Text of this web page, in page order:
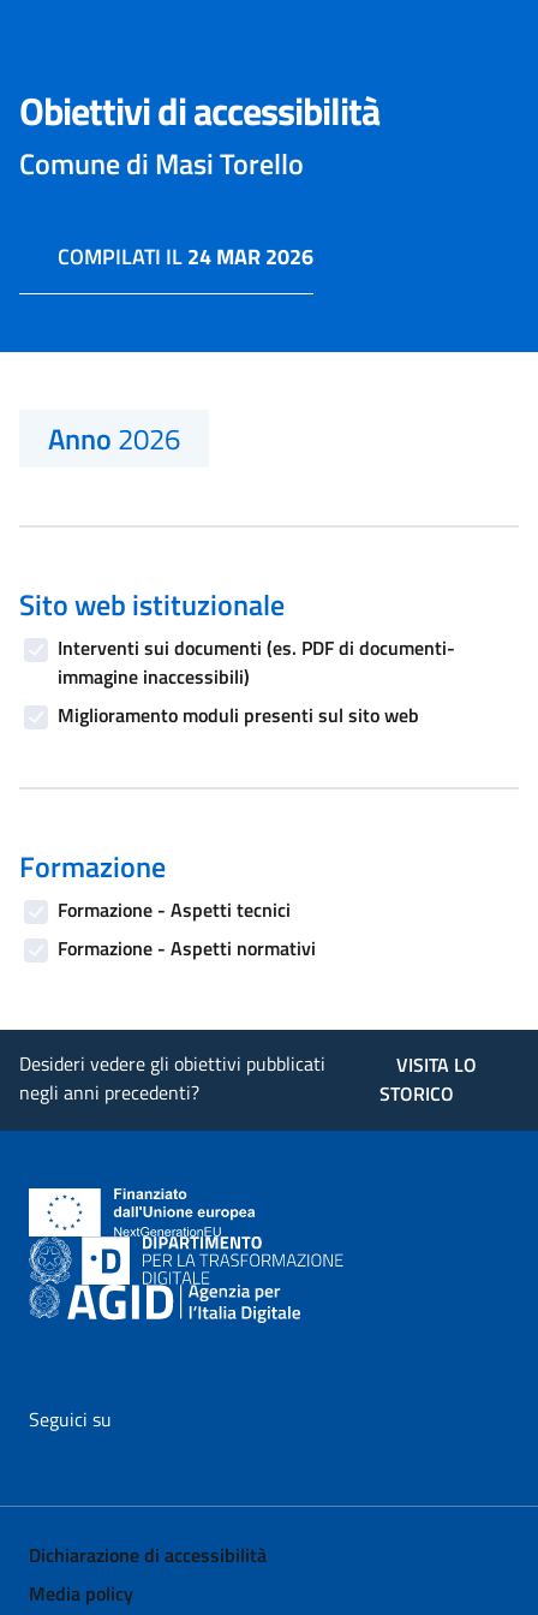
Obiettivi di accessibilità
Comune di Masi Torello
COMPILATI IL24 MAR 2026
Anno2026
Sito web istituzionale
Interventi sui documenti (es. PDF di documenti-
immagine inaccessibili)
Miglioramento moduli presenti sul sito web
Formazione
Formazione - Aspetti tecnici
Formazione - Aspetti normativi
Desideri vedere gli obiettivi pubblicati
negli anni precedenti?
VISITA LO
STORICO
Seguici su
Dichiarazione di accessibilità
Media policy